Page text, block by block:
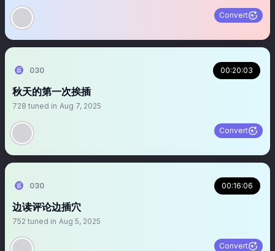
Convert
030 00:20:03
秋天的第一次挨插
728 tuned in Aug 7, 2025
Convert
030 00:16:06
边读评论边插穴
752 tuned in Aug 5, 2025
Convert